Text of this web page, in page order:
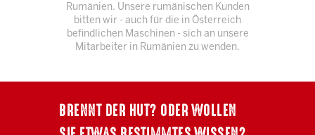
Rumänien. Unsere rumänischen Kunden
bitten wir - auch für die in Österreich
befindlichen Maschinen - sich an unsere
Mitarbeiter in Rumänien zu wenden.
BRENNT DER HUT? ODER WOLLEN